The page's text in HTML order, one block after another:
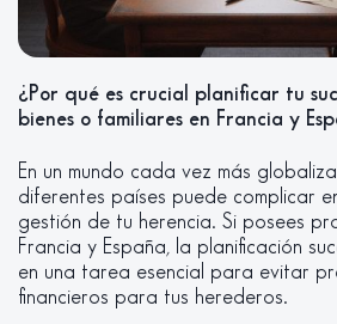
¿Por qué es crucial planificar tu
bienes o familiares en Francia y
En un mundo cada vez más
diferentes países puede complicar
gestión de tu herencia. Si posees
Francia y España, la planificación
en una tarea esencial para evitar
financieros para tus herederos.